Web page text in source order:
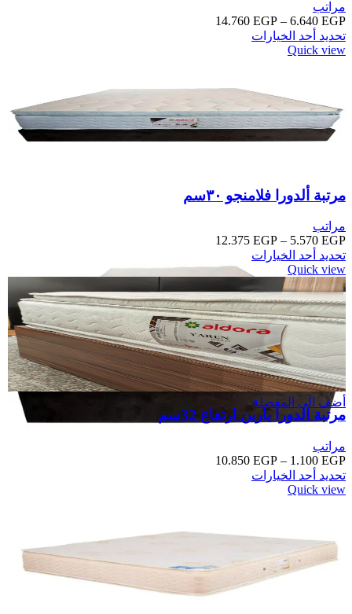
مراتب
6.640 EGP
–
14.760 EGP
تحديد أحد الخيارات
Quick view
مرتبة ألدورا فلامنجو ٣٠سم
مراتب
5.570 EGP
–
12.375 EGP
تحديد أحد الخيارات
Quick view
أضف الى المفضلة
مرتبة الدورا يارين ارتفاع 32سم
مراتب
1.100 EGP
–
10.850 EGP
تحديد أحد الخيارات
Quick view